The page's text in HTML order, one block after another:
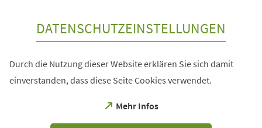
DATENSCHUTZEINSTELLUNGEN
Durch die Nutzung dieser Website erklären Sie sich damit
einverstanden, dass diese Seite Cookies verwendet.
Mehr Infos
(Öffnet